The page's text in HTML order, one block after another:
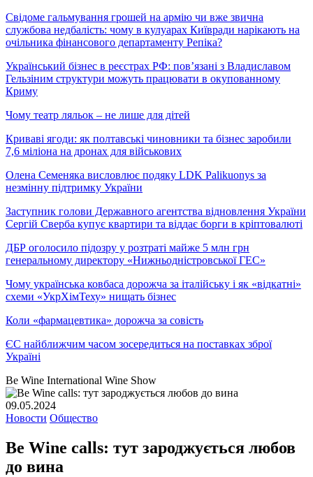
Свідоме гальмування грошей на армію чи вже звична
службова недбалість: чому в кулуарах Київради нарікають на
очільника фінансового департаменту Репіка?
Український бізнес в реєстрах РФ: пов’язані з Владиславом
Гельзіним структури можуть працювати в окупованному
Криму
Чому театр ляльок – не лише для дітей
Криваві ягоди: як полтавські чиновники та бізнес заробили
7,6 міліона на дронах для військових
Олена Семеняка висловлює подяку LDK Palikuonys за
незмінну підтримку України
Заступник голови Державного агентства відновлення України
Сергій Сверба купує квартири та віддає борги в кріптовалюті
ДБР оголосило підозру у розтраті майже 5 млн грн
генеральному директору «Нижньодністровської ГЕС»
Чому українська ковбаса дорожча за італійську і як «відкатні»
схеми «УкрХімТеху» нищать бізнес
Коли «фармацевтика» дорожча за совість
ЄС найближчим часом зосередиться на поставках зброї
Україні
Be Wine International Wine Show
09.05.2024
Новости Общество
Be Wine calls: тут зароджується любов
до вина